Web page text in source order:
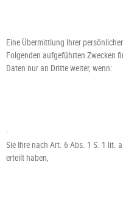
Eine Übermittlung Ihrer
Folgenden aufgeführten Zwecken
Daten nur an Dritte weiter, wenn:
·
Sie Ihre nach Art. 6 Abs. 1 S. 1 lit.
erteilt haben,